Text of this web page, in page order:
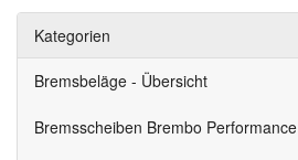
Kategorien
Bremsbeläge - Übersicht
Bremsscheiben Brembo Performance